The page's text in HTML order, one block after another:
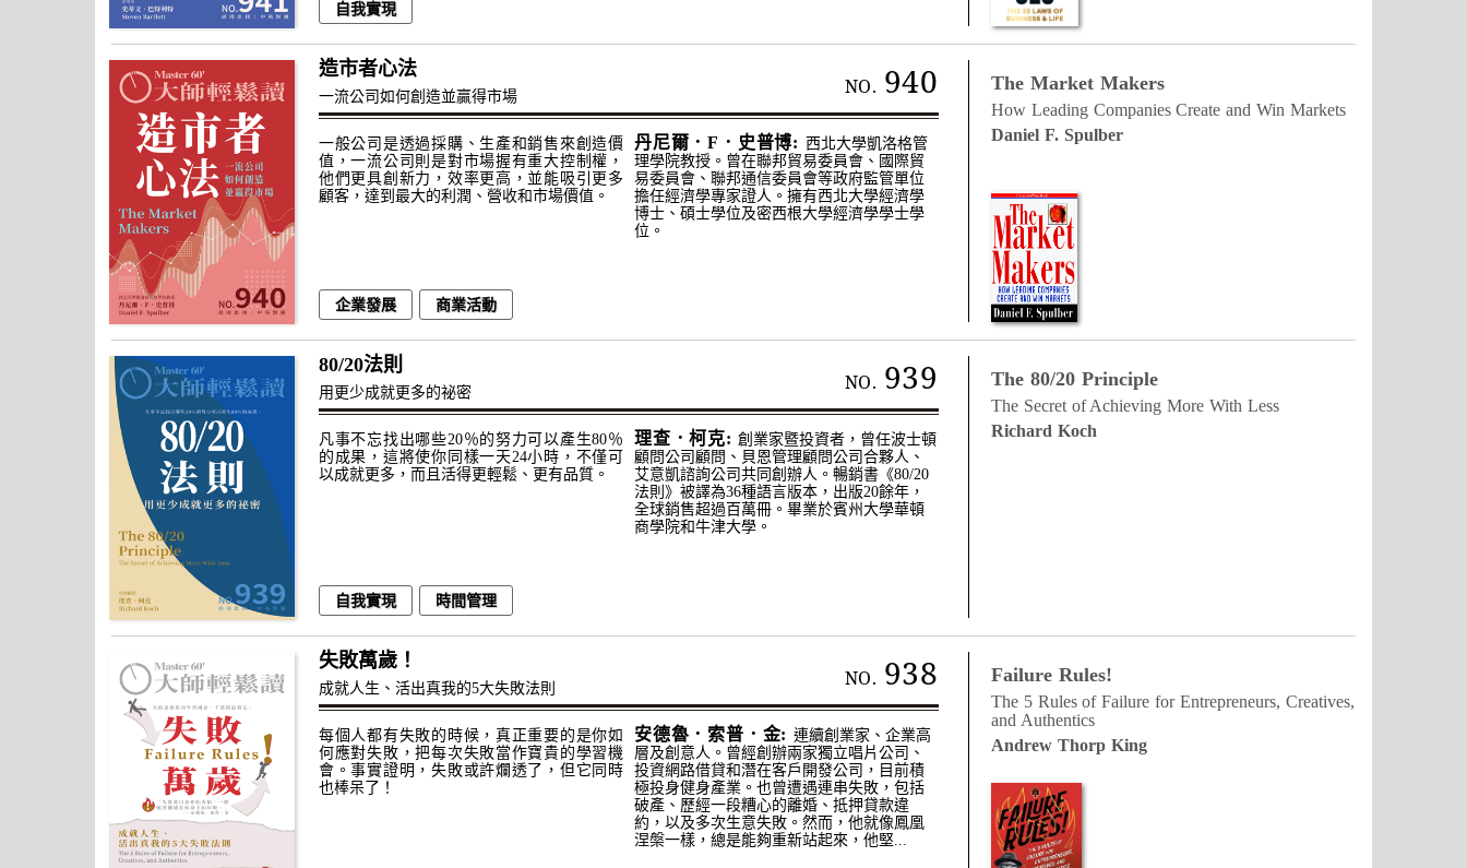
自我實現
造市者心法
一流公司如何創造並贏得市場 NO. 940
一般公司是透過採購、生產和銷售來創造價
值，一流公司則是對市場握有重大控制權，
他們更具創新力，效率更高，並能吸引更多
顧客，達到最大的利潤、營收和市場價值。
丹尼爾．F．史普博: 西北大學凱洛格管
理學院教授。曾在聯邦貿易委員會、國際貿
易委員會、聯邦通信委員會等政府監管單位
擔任經濟學專家證人。擁有西北大學經濟學
博士、碩士學位及密西根大學經濟學學士學
位。
企業發展 商業活動
The Market Makers
How Leading Companies Create and Win Markets
Daniel F. Spulber
80/20法則
用更少成就更多的祕密 NO. 939
凡事不忘找出哪些20％的努力可以產生80％
的成果，這將使你同樣一天24小時，不僅可
以成就更多，而且活得更輕鬆、更有品質。
理查．柯克: 創業家暨投資者，曾任波士頓
顧問公司顧問、貝恩管理顧問公司合夥人、
艾意凱諮詢公司共同創辦人。暢銷書《80/20
法則》被譯為36種語言版本，出版20餘年，
全球銷售超過百萬冊。畢業於賓州大學華頓
商學院和牛津大學。
自我實現 時間管理
The 80/20 Principle
The Secret of Achieving More With Less
Richard Koch
失敗萬歲！
成就人生、活出真我的5大失敗法則 NO. 938
每個人都有失敗的時候，真正重要的是你如
何應對失敗，把每次失敗當作寶貴的學習機
會。事實證明，失敗或許爛透了，但它同時
也棒呆了！
安德魯．索普．金: 連續創業家、企業高
層及創意人。曾經創辦兩家獨立唱片公司、
投資網路借貸和潛在客戶開發公司，目前積
極投身健身產業。也曾遭遇連串失敗，包括
破產、歷經一段糟心的離婚、抵押貸款違
約，以及多次生意失敗。然而，他就像鳳凰
涅槃一樣，總是能夠重新站起來，他堅...
Failure Rules!
The 5 Rules of Failure for Entrepreneurs, Creatives,
and Authentics
Andrew Thorp King